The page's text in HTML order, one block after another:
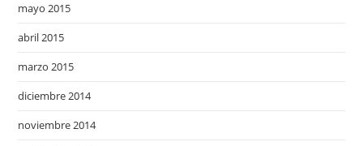
mayo 2015
abril 2015
marzo 2015
diciembre 2014
noviembre 2014